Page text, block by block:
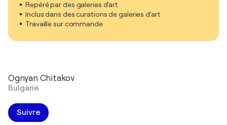
Repéré par des galeries d'art
Inclus dans des curations de galeries d'art
Travaille sur commande
Ognyan Chitakov
Bulgarie
Suivre